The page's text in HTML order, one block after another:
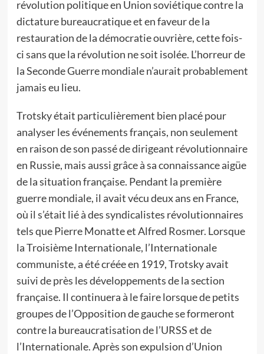
révolution politique en Union soviétique contre la
dictature bureaucratique et en faveur de la
restauration de la démocratie ouvrière, cette fois-
ci sans que la révolution ne soit isolée. L’horreur de
la Seconde Guerre mondiale n’aurait probablement
jamais eu lieu.
Trotsky était particulièrement bien placé pour
analyser les événements français, non seulement
en raison de son passé de dirigeant révolutionnaire
en Russie, mais aussi grâce à sa connaissance aigüe
de la situation française. Pendant la première
guerre mondiale, il avait vécu deux ans en France,
où il s’était lié à des syndicalistes révolutionnaires
tels que Pierre Monatte et Alfred Rosmer. Lorsque
la Troisième Internationale, l’Internationale
communiste, a été créée en 1919, Trotsky avait
suivi de près les développements de la section
française. Il continuera à le faire lorsque de petits
groupes de l’Opposition de gauche se formeront
contre la bureaucratisation de l’URSS et de
l’Internationale. Après son expulsion d’Union